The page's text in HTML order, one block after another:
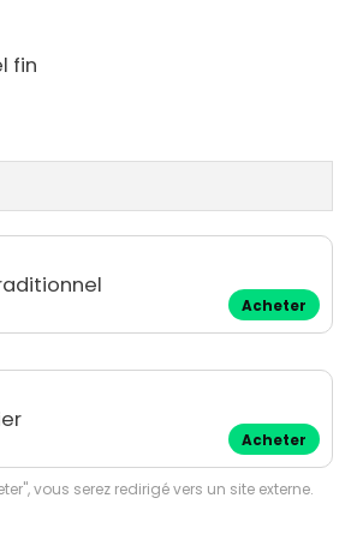
fin
Acheter
Acheter
vous serez redirigé vers un site externe.